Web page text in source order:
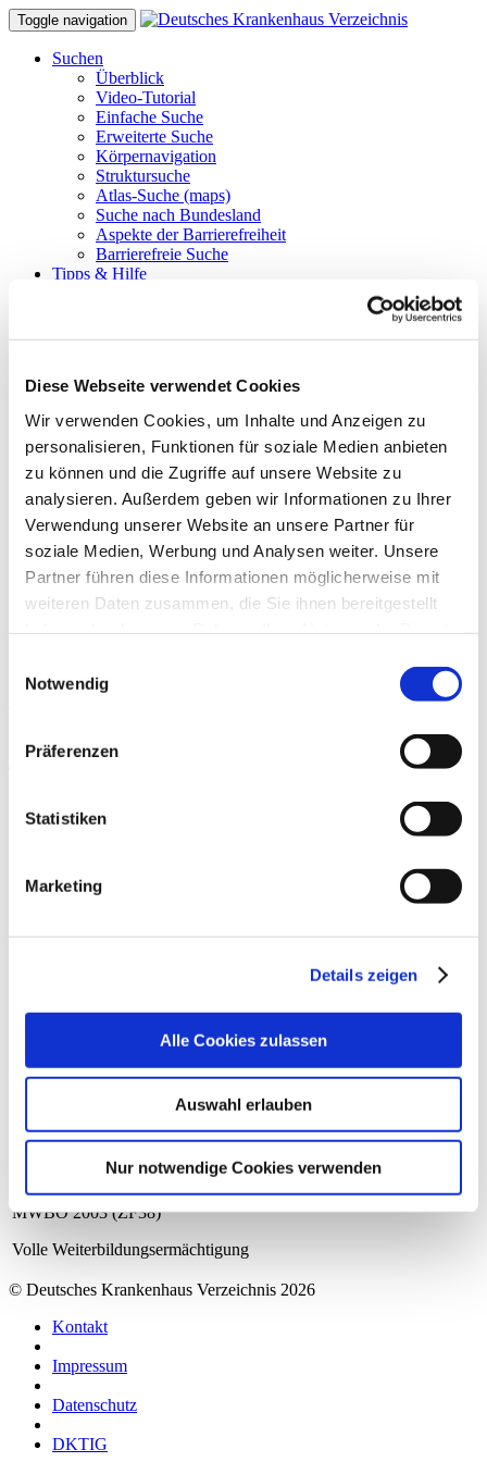
Diese Webseite verwendet Cookies
Wir verwenden Cookies, um Inhalte und Anzeigen zu
personalisieren, Funktionen für soziale Medien anbieten
zu können und die Zugriffe auf unsere Website zu
analysieren. Außerdem geben wir Informationen zu Ihrer
Verwendung unserer Website an unsere Partner für
soziale Medien, Werbung und Analysen weiter. Unsere
Partner führen diese Informationen möglicherweise mit
weiteren Daten zusammen, die Sie ihnen bereitgestellt
Notwendig
Präferenzen
Statistiken
Marketing
Details zeigen
Alle Cookies zulassen
Auswahl erlauben
Nur notwendige Cookies verwenden
Toggle navigation
Suchen
Überblick
Video-Tutorial
Einfache Suche
Erweiterte Suche
Körpernavigation
Struktursuche
Atlas-Suche (maps)
Suche nach Bundesland
Aspekte der Barrierefreiheit
Barrierefreie Suche
Tipps & Hilfe
Suchergebnisse filtern
Merken und Vergleichen
Barrierefreie Suche
Hinweise für Einweiser
Tipps zur Stellenbörse
Das DKV
Über das DKV
Darstellung der Qualität
Die DKTIG
Stellenbörse
Kontakt
Ihre Meinung
Kliniken Dr. Erler gGmbH
Klinik für Orthopädie
Weiterbildungsermächtigung: 6 Jahre im Rotationssystem (2 Jahre
Common trunk / 4 Jahre Rotation Orthopädie, Unfallchirurgie,
Manuelle Medizin / Chirotherapie (Weiterbildungsordnung MWBO
2003 (ZF24)
Sportmedizin (ZF44)
Röntgendiagnostik – fachgebunden – (Weiterbildungsordnung
MWBO 2003 (ZF38)
Volle Weiterbildungsermächtigung
© Deutsches Krankenhaus Verzeichnis 2026
Kontakt
Impressum
Datenschutz
DKTIG